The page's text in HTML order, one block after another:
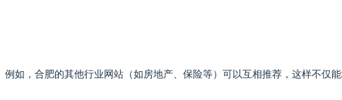
如，合肥的其他行业网站（如房地产、保险等）可以互相推荐，这样不仅